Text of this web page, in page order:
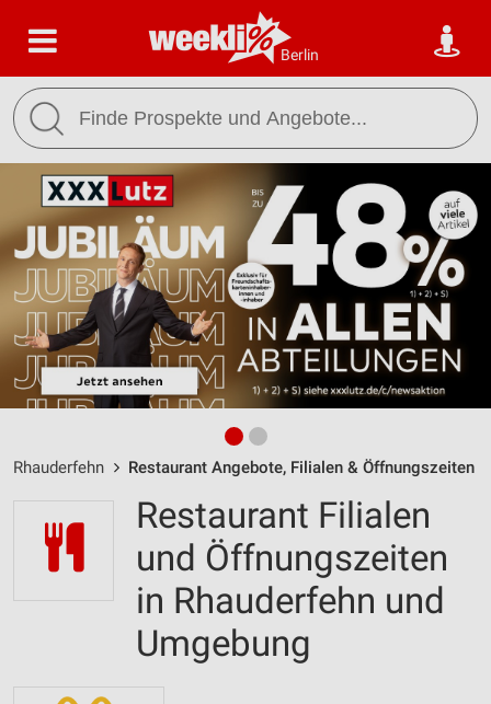
Berlin
Rhauderfehn Restaurant Angebote, Filialen & Öffnungszeiten
Restaurant Filialen
und Öffnungszeiten
in Rhauderfehn und
Umgebung